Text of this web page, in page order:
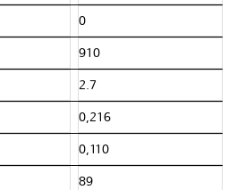
0
910
2.7
0,216
0,110
89